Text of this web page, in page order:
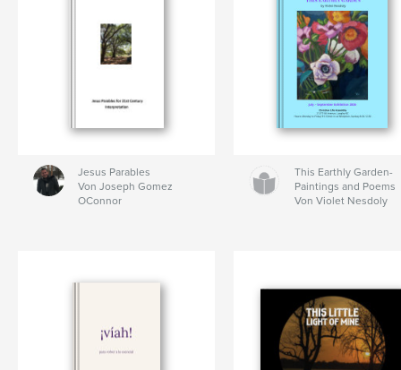
Jesus Parables
Von Joseph Gomez
OConnor
This Earthly Garden-
Paintings and Poems
Von Violet Nesdoly